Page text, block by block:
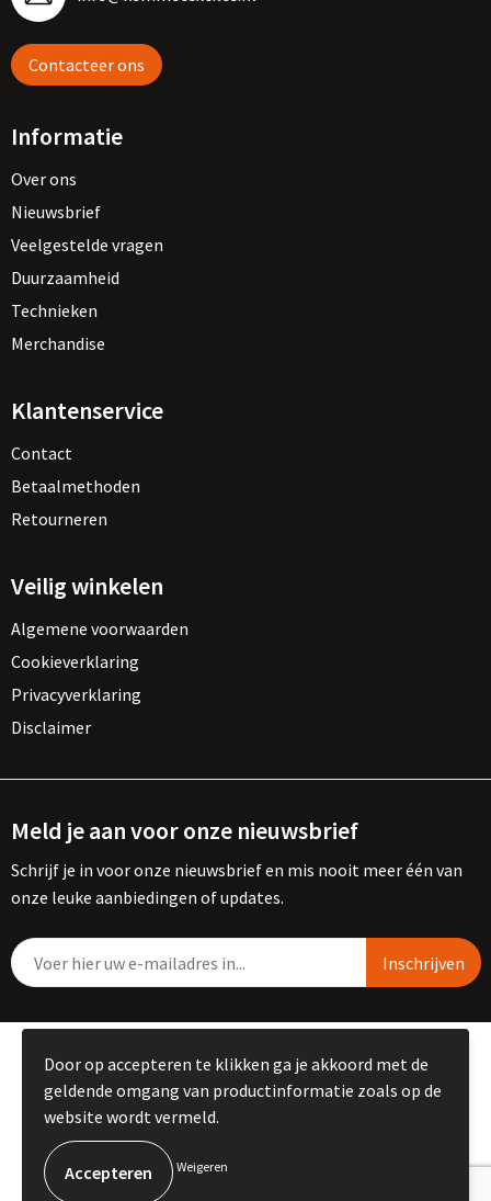
Contacteer ons
Informatie
Over ons
Nieuwsbrief
Veelgestelde vragen
Duurzaamheid
Technieken
Merchandise
Klantenservice
Contact
Betaalmethoden
Retourneren
Veilig winkelen
Algemene voorwaarden
Cookieverklaring
Privacyverklaring
Disclaimer
Meld je aan voor onze nieuwsbrief
Schrijf je in voor onze nieuwsbrief en mis nooit meer één van
onze leuke aanbiedingen of updates.
© Copyright Kemme B.V. 2023
Door op accepteren te klikken ga je akkoord met de
geldende omgang van productinformatie zoals op de
website wordt vermeld.
Weigeren